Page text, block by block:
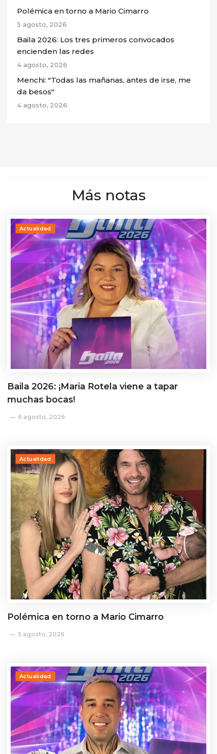
Polémica en torno a Mario Cimarro
5 agosto, 2026
Baila 2026: Los tres primeros convocados
encienden las redes
4 agosto, 2026
Menchi: "Todas las mañanas, antes de irse, me
da besos"
4 agosto, 2026
Más notas
Actualidad
Baila 2026: ¡Maria Rotela viene a tapar
muchas bocas!
6 agosto, 2026
Actualidad
Polémica en torno a Mario Cimarro
5 agosto, 2026
Actualidad